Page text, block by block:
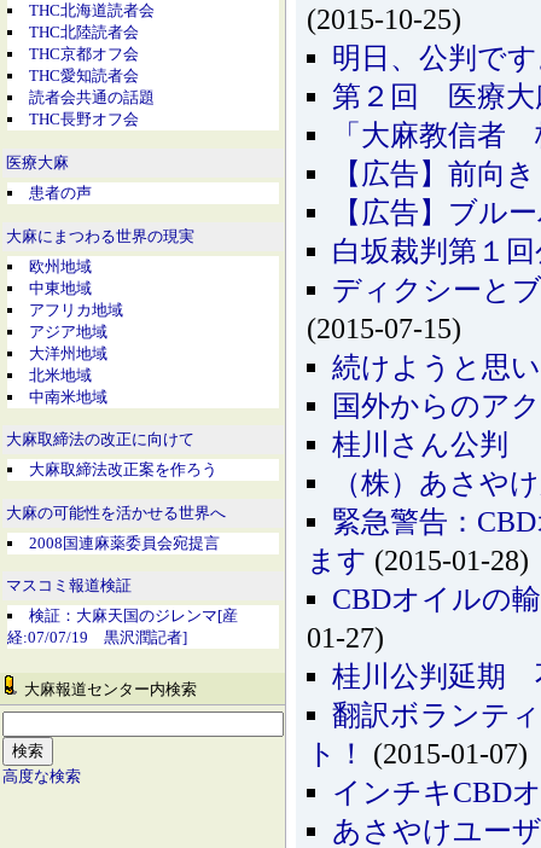
THC北海道読者会
THC北陸読者会
THC京都オフ会
THC愛知読者会
読者会共通の話題
THC長野オフ会
医療大麻
患者の声
大麻にまつわる世界の現実
欧州地域
中東地域
アフリカ地域
アジア地域
大洋州地域
北米地域
中南米地域
大麻取締法の改正に向けて
大麻取締法改正案を作ろう
大麻の可能性を活かせる世界へ
2008国連麻薬委員会宛提言
マスコミ報道検証
検証：大麻天国のジレンマ[産
経:07/07/19 黒沢潤記者]
大麻報道センター内検索
高度な検索
(2015-10-25)
明日、公判で
第２回 医療大
「大麻教信者
【広告】前向き
【広告】ブル
白坂裁判第１
ディクシーと
(2015-07-15)
続けようと思
国外からのア
桂川さん公判
（株）あさや
緊急警告：
ます (2015-01-28)
CBDオイルの
01-27)
桂川公判延期
翻訳ボランテ
ト！
(2015-01-07)
インチキCBD
あさやけユー